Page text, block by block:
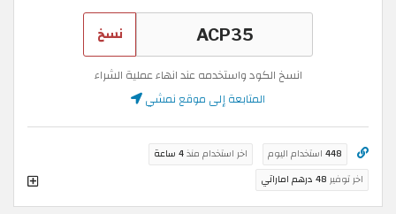
نسخ
انسخ الكود واستخدمه عند انهاء عملية الشراء
المتابعة إلى موقع نمشي
448 استخدام اليوم اخر استخدام منذ4 ساعة
اخر توفير 48 درهم اماراتي